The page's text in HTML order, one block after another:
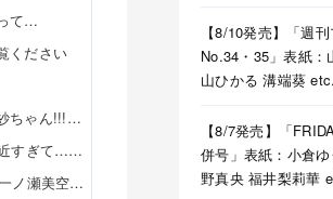
て…
ください
ゃん!!!【乃木坂46】
すぎて…【全国ツアー2026】
ノ瀬美空 五百城茉央 瀬戸口心月 奥の反応まとめ
【8/10発売】「週
No.34・35」表紙
山ひかる 溝端葵 etc.
【8/7発売】「
併号」表紙：小倉
野真央 福井梨莉華